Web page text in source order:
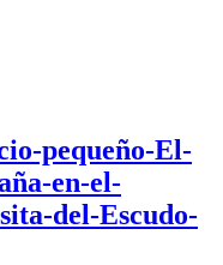
pequeño-El-
en-el-
del-Escudo-